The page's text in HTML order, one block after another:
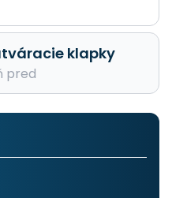
klapky
pred